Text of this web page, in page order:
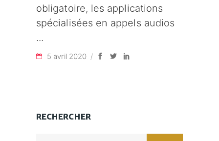
obligatoire, les applications
spécialisées en appels audios
5 avril 2020
RECHERCHER